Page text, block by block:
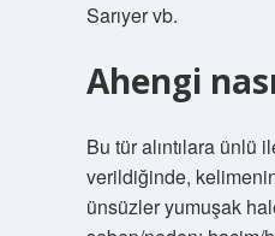
Sarıyer vb.
Ahengi
Bu tür alıntılara ünlü
verildiğinde,
ünsüzler yumuşak